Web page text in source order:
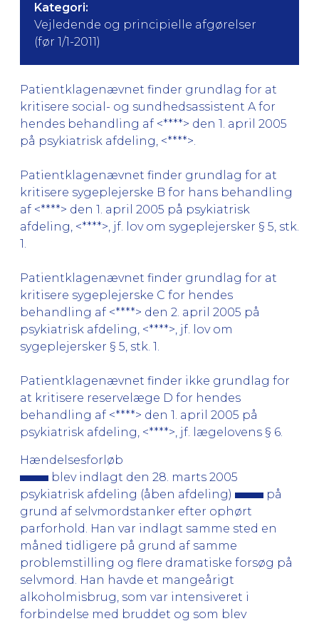
Kategori:
Vejledende og principielle afgørelser
(før 1/1-2011)
Patientklagenævnet finder grundlag for at
kritisere social- og sundhedsassistent A for
hendes behandling af <****> den 1. april 2005
på psykiatrisk afdeling, <****>.
Patientklagenævnet finder grundlag for at
kritisere sygeplejerske B for hans behandling
af <****> den 1. april 2005 på psykiatrisk
afdeling, <****>, jf. lov om sygeplejersker § 5, stk.
1.
Patientklagenævnet finder grundlag for at
kritisere sygeplejerske C for hendes
behandling af <****> den 2. april 2005 på
psykiatrisk afdeling, <****>, jf. lov om
sygeplejersker § 5, stk. 1.
Patientklagenævnet finder ikke grundlag for
at kritisere reservelæge D for hendes
behandling af <****> den 1. april 2005 på
psykiatrisk afdeling, <****>, jf. lægelovens § 6.
Hændelsesforløb
blev indlagt den 28. marts 2005
psykiatrisk afdeling (åben afdeling)
på
grund af selvmordstanker efter ophørt
parforhold. Han var indlagt samme sted en
måned tidligere på grund af samme
problemstilling og flere dramatiske forsøg på
selvmord. Han havde et mangeårigt
alkoholmisbrug, som var intensiveret i
forbindelse med bruddet og som blev